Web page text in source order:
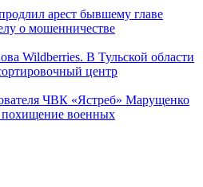
арест бывшему главе
о мошенничестве
Wildberries. В Тульской области
центр
ЧВК «Ястреб» Марущенко
похищение военных